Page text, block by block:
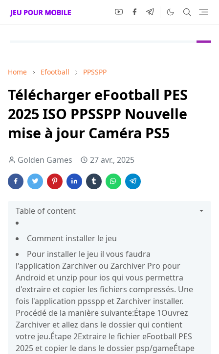
Home Efootball PPSSPP
Télécharger eFootball PES
2025 ISO PPSSPP Nouvelle
mise à jour Caméra PS5
Golden Games 27 avr., 2025
Table of content
Comment installer le jeu
Pour installer le jeu il vous faudra
l'application Zarchiver ou Zarchiver Pro pour
Android et unzip pour ios qui vous permettra
d'extraire et copier les fichiers compressés. Une
fois l'application ppsspp et Zarchiver installer.
Procédé de la manière suivante:Étape 1Ouvrez
Zarchiver et allez dans le dossier qui contient
votre jeu.Étape 2Extraire le fichier eFootball PES
2025 et copier le dans le dossier psp/gameÉtape